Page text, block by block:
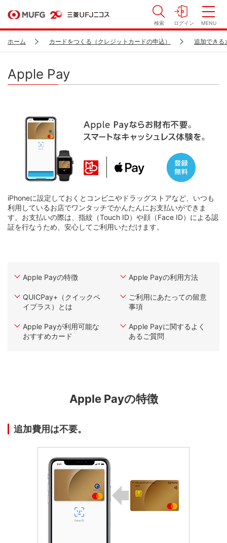
検索 ログイン MENU
ホーム カードをつくる（クレジットカードの申込） 追加できる
Apple Pay
iPhoneに設定しておくとコンビニやドラッグストアなど、いつも
利用しているお店でワンタッチでかんたんにお支払いができま
す。お支払いの際は、指紋（Touch ID）や顔（Face ID）による認
証を行なうため、安心してご利用いただけます。
Apple Payの特徴 Apple Payの利用方法
QUICPay+（クイックペ
イプラス）とは
ご利用にあたっての留意
事項
Apple Payが利用可能な
おすすめカード
Apple Payに関するよく
あるご質問
Apple Payの特徴
追加費用は不要。